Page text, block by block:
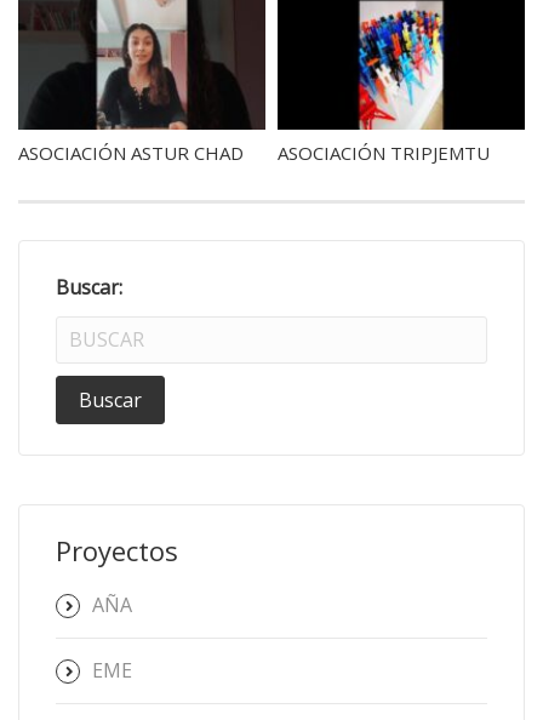
ASOCIACIÓN ASTUR CHAD ASOCIACIÓN TRIPJEMTU
Buscar:
Proyectos
AÑA
EME